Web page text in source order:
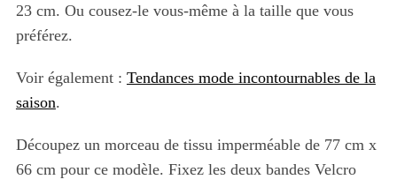
23 cm. Ou cousez-le vous-même à la taille que vous
préférez.
Voir également : Tendances mode incontournables de la
saison.
Découpez un morceau de tissu imperméable de 77 cm x
66 cm pour ce modèle. Fixez les deux bandes Velcro